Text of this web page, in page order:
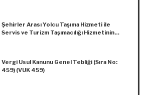
Şehirler Arası Yolcu Taşıma Hizmeti ile
Servis ve Turizm Taşımacılığı Hizmetinin
Vergi Usul Kanunu Genel Tebliği (Sıra No:
459) (VUK 459)